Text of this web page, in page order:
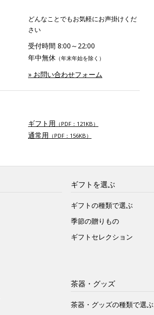
どんなことでもお気軽にお声掛けくだ
さい
受付時間 8:00～22:00
年中無休 （年末年始を除く）
» お問い合わせフォーム
ギフト用 （PDF：121KB）
通常用 （PDF：156KB）
ギフトを選ぶ
ギフトの種類で選ぶ
季節の贈りもの
ギフトセレクション
茶器・グッズ
茶器・グッズの種類で選ぶ